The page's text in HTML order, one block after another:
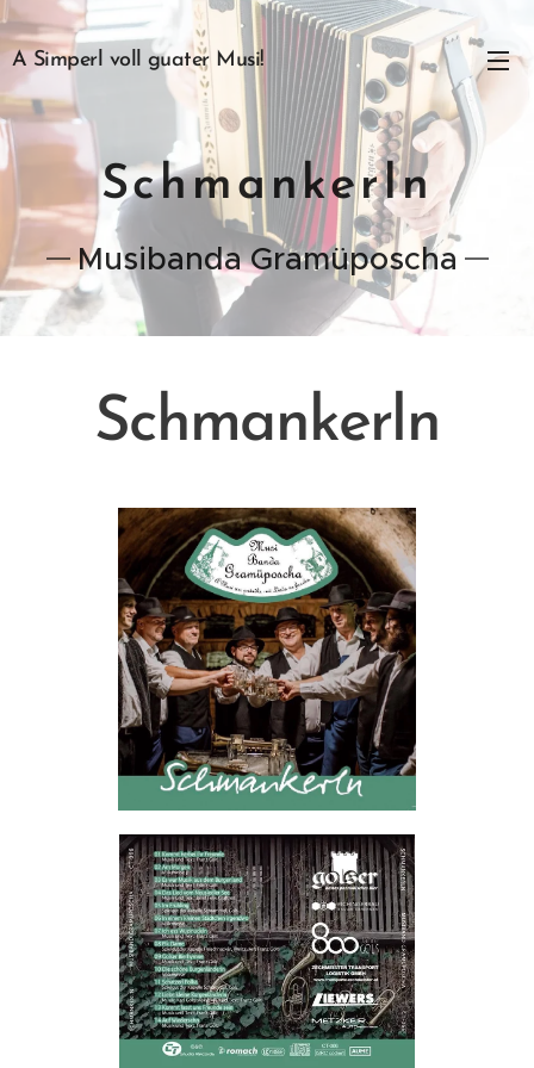
A Simperl voll guater Musi!
Schmankerln
Musibanda Gramüposcha
Schmankerln